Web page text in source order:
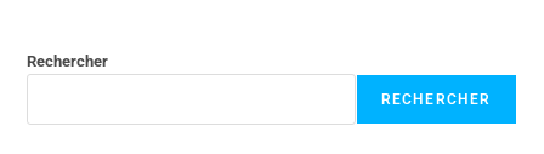
Rechercher
RECHERCHER